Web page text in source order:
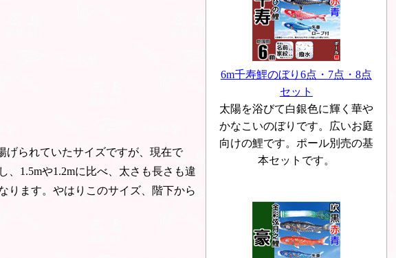
げられていたサイズですが、現在で
1.5mや1.2mに比べ、太さも長さも違
ります。やはりこのサイズ、階下から
6m千寿鯉のぼり6点・7点・8点
セット
太陽を浴びて白銀色に輝く華や
かなこいのぼりです。広いお庭
向けの鯉です。ポール別売の基
本セットです。